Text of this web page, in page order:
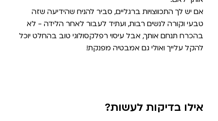
אם יש לך התכווצויות ברגליים, סביר להניח שהידיעה שזה
טבעי וקורה לנשים רבות, ועתיד לעבור לאחר הלידה - לא
בהכרח תנחם אותך, אבל עיסוי רפלקסולוגי טוב בהחלט יוכל
להקל עלייך ואולי גם אמבטיה מפנקת!
אילו בדיקות לעשות?